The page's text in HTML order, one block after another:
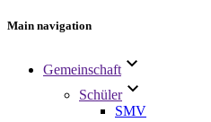
Main navigation
Gemeinschaft
Schüler
SMV